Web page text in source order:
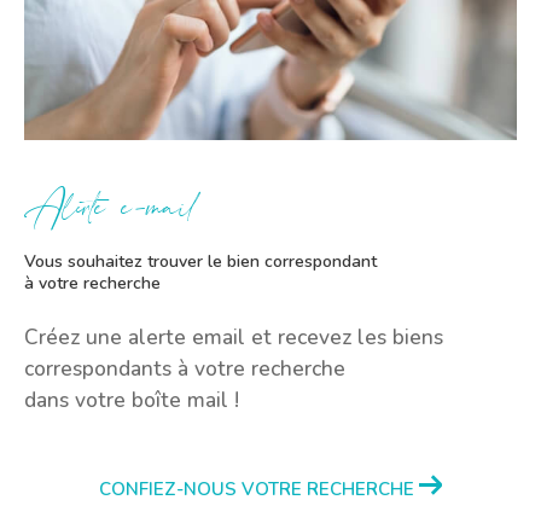
Alerte e-mail
Vous souhaitez trouver le bien correspondant
à votre recherche
Créez une alerte email et recevez les biens
correspondants à votre recherche
dans votre boîte mail !
CONFIEZ-NOUS VOTRE RECHERCHE